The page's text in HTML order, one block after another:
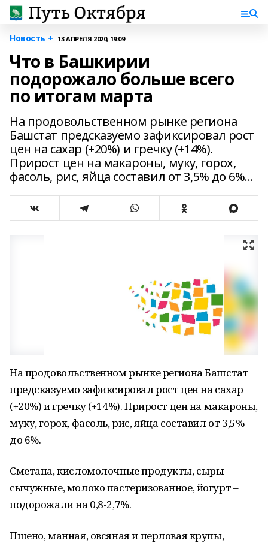
Новость + 13 АПРЕЛЯ 2020, 19:09
Что в Башкирии
подорожало больше всего
по итогам марта
На продовольственном рынке региона
Башстат предсказуемо зафиксировал рост
цен на сахар (+20%) и гречку (+14%).
Прирост цен на макароны, муку, горох,
фасоль, рис, яйца составил от 3,5% до 6%...
На продовольственном рынке региона Башстат
предсказуемо зафиксировал рост цен на сахар
(+20%) и гречку (+14%). Прирост цен на макароны,
муку, горох, фасоль, рис, яйца составил от 3,5%
до 6%.
Сметана, кисломолочные продукты, сыры
сычужные, молоко пастеризованное, йогурт –
подорожали на 0,8-2,7%.
Пшено, манная, овсяная и перловая крупы,